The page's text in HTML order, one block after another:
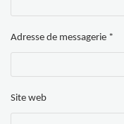
Adresse de messagerie *
Site web